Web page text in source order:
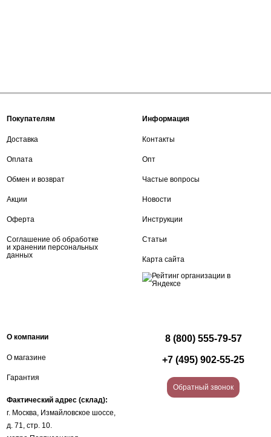
Покупателям
Доставка
Оплата
Обмен и возврат
Акции
Оферта
Соглашение об обработке
и хранении персональных
данных
Информация
Контакты
Опт
Частые вопросы
Новости
Инструкции
Статьи
Карта сайта
О компании
О магазине
Гарантия
Фактический адрес (склад):
г. Москва, Измайловское шоссе,
д. 71, стр. 10.
8 (800) 555-79-57
+7 (495) 902-55-25
Обратный звонок